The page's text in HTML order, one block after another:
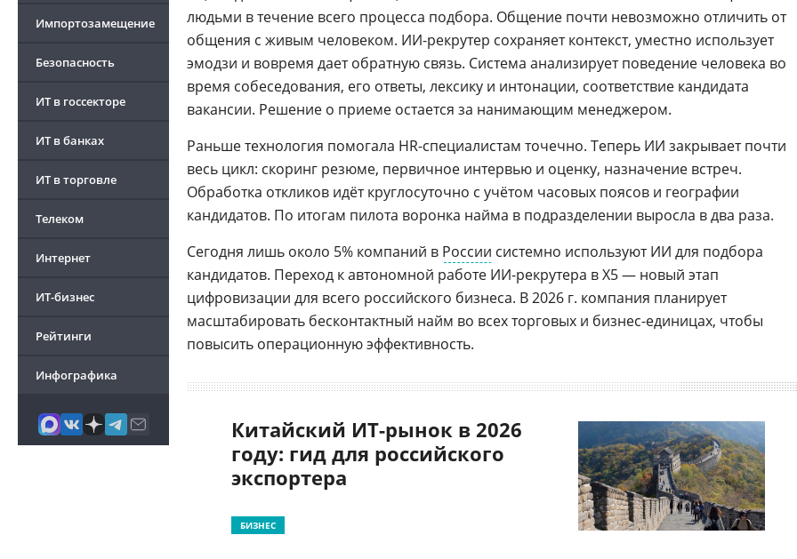
Импортозамещение
Безопасность
ИТ в госсекторе
ИТ в банках
ИТ в торговле
Телеком
Интернет
ИТ-бизнес
Рейтинги
Инфографика
людьми в течение всего процесса подбора. Общение почти невозможно отличить от
общения с живым человеком. ИИ-рекрутер сохраняет контекст, уместно использует
эмодзи и вовремя дает обратную связь. Система анализирует поведение человека во
время собеседования, его ответы, лексику и интонации, соответствие кандидата
вакансии. Решение о приеме остается за нанимающим менеджером.
Раньше технология помогала HR-специалистам точечно. Теперь ИИ закрывает почти
весь цикл: скоринг резюме, первичное интервью и оценку, назначение встреч.
Обработка откликов идёт круглосуточно с учётом часовых поясов и географии
кандидатов. По итогам пилота воронка найма в подразделении выросла в два раза.
Сегодня лишь около 5% компаний в России системно используют ИИ для подбора
кандидатов. Переход к автономной работе ИИ-рекрутера в Х5 — новый этап
цифровизации для всего российского бизнеса. В 2026 г. компания планирует
масштабировать бесконтактный найм во всех торговых и бизнес-единицах, чтобы
повысить операционную эффективность.
Китайский ИТ-рынок в 2026
году: гид для российского
экспортера
БИЗНЕС